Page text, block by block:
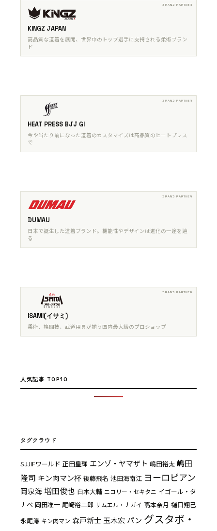
KINGZ JAPAN
高品質な道着を展開、世界中のトップ選手に支持される柔術ブラン
ド
HEAT PRESS BJJ GI
今や当たり前になった道着のカスタマイズは高品質のヒートプレス
で
DUMAU
日本で誕生した道着ブランド。機能性やデザインは進化の一途を辿
る
ISAMI(イサミ)
柔術、格闘技、武道用具が揃う国内最大級のプロショップ
人気記事 TOP10
タグクラウド
SJJIFワールド 正田皇輝 エンゾ・ヤマザト 嶋田裕太 嶋田
隆司 キン肉マン杯 後藤飛名 池田海南江 ヨーロピアン
岡泉海増田俊也 白木大輔 ニコリー・セキタニ イゴール・タ
ナベ 岡田准一 尾崎裕二郎 サムエル・ナガイ 髙本奈月 樋口翔己
永尾澪 キン肉マン 森戸新士 玉木宏 パン グスタボ・